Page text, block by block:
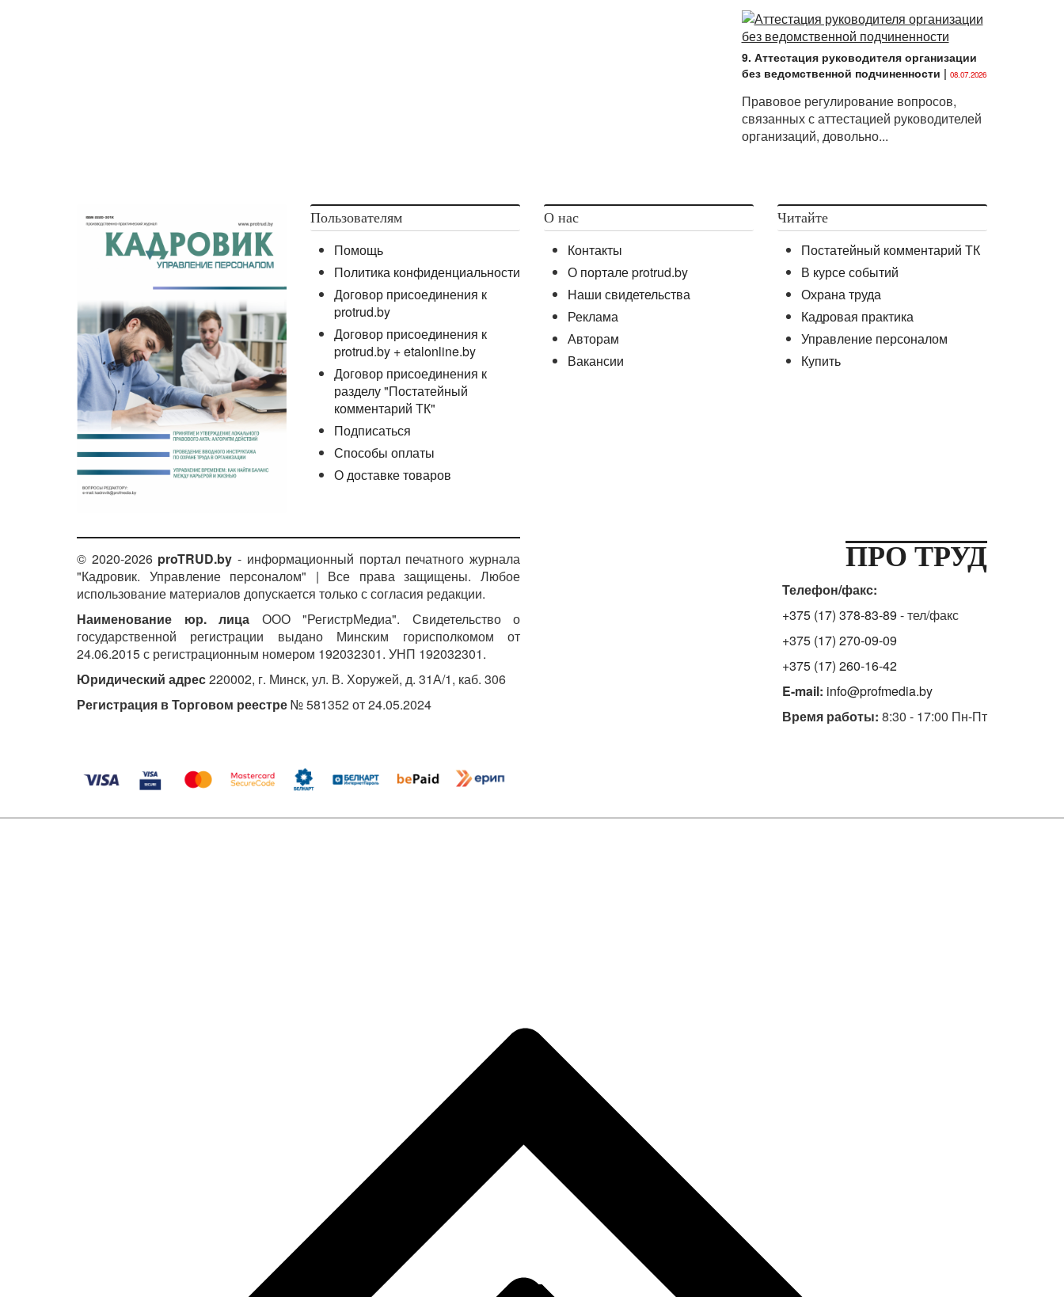
9. Аттестация руководителя организации
без ведомственной подчиненности | 08.07.2026
Правовое регулирование вопросов,
связанных с аттестацией руководителей
организаций, довольно...
Пользователям
Помощь
Политика конфиденциальности
Договор присоединения к
protrud.by
Договор присоединения к
protrud.by + etalonline.by
Договор присоединения к
разделу "Постатейный
комментарий ТК"
Подписаться
Способы оплаты
О доставке товаров
О нас
Контакты
О портале protrud.by
Наши свидетельства
Реклама
Авторам
Вакансии
Читайте
Постатейный комментарий ТК
В курсе событий
Охрана труда
Кадровая практика
Управление персоналом
Купить
© 2020-2026 proTRUD.by - информационный портал печатного журнала
"Кадровик. Управление персоналом" | Все права защищены. Любое
использование материалов допускается только с согласия редакции.
Наименование юр. лица ООО "РегистрМедиа". Свидетельство о
государственной регистрации выдано Минским горисполкомом от
24.06.2015 с регистрационным номером 192032301. УНП 192032301.
Юридический адрес220002, г. Минск, ул. В. Хоружей, д. 31А/1, каб. 306
Регистрация в Торговом реестре№ 581352 от 24.05.2024
ПРО ТРУД
Телефон/факс:
+375 (17) 378-83-89 - тел/факс
+375 (17) 270-09-09
+375 (17) 260-16-42
E-mail: info@profmedia.by
Время работы: 8:30 - 17:00 Пн-Пт